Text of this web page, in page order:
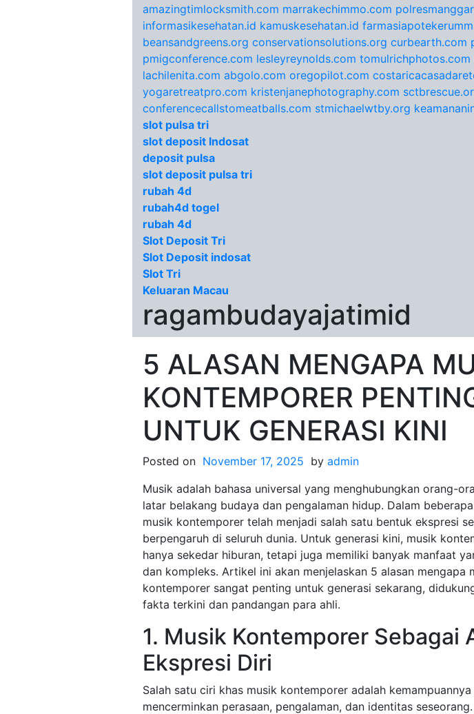
amazingtimlocksmith.com marrakechimmo.com
informasikesehatan.id kamuskesehatan.id
beansandgreens.org conservationsolutions.org curbearth.com
pmigconference.com lesleyreynolds.com tomulrichphotos.com
lachilenita.com abgolo.com oregopilot.com
yogaretreatpro.com kristenjanephotography.com
conferencecallstomeatballs.com stmichaelwtby.org
slot pulsa tri
slot deposit Indosat
deposit pulsa
slot deposit pulsa tri
rubah 4d
rubah4d togel
rubah 4d
Slot Deposit Tri
Slot Deposit indosat
Slot Tri
Keluaran Macau
ragambudayajatimid
5 ALASAN MENGAPA
KONTEMPORER
UNTUK GENERASI KINI
Posted on November 17, 2025 by admin
Musik adalah bahasa universal yang menghubungkan orang-
latar belakang budaya dan pengalaman hidup. Dalam
musik kontemporer telah menjadi salah satu bentuk ekspresi
berpengaruh di seluruh dunia. Untuk generasi kini, musik
hanya sekedar hiburan, tetapi juga memiliki banyak manfaat
dan kompleks. Artikel ini akan menjelaskan 5 alasan mengapa
kontemporer sangat penting untuk generasi sekarang,
fakta terkini dan pandangan para ahli.
1. Musik Kontemporer Sebagai
Ekspresi Diri
Salah satu ciri khas musik kontemporer adalah
mencerminkan perasaan, pengalaman, dan identitas